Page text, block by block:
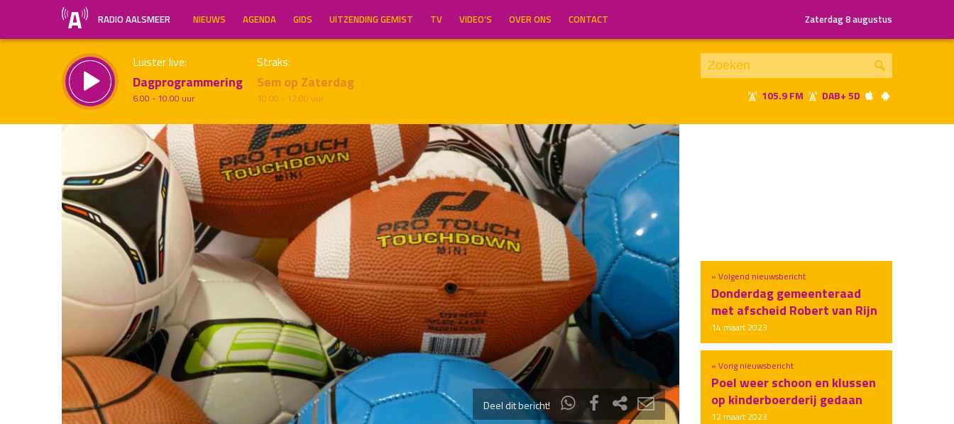
RADIO AALSMEER NIEUWS AGENDA GIDS UITZENDING GEMIST TV VIDEO’S OVER ONS CONTACT Zaterdag 8 augustus
Luister live:
Dagprogrammering
6.00 - 10.00 uur
Straks:
Sem op Zaterdag
10.00 - 12.00 uur 105.9 FM DAB+ 5D
Inklappen
Deel dit bericht!
« Vorig nieuwsbericht
Poel weer schoon en klussen
op kinderboerderij gedaan
12 maart 2023
» Volgend nieuwsbericht
Donderdag gemeenteraad
met afscheid Robert van Rijn
14 maart 2023